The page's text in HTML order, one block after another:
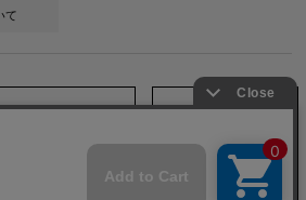
て
YouTube